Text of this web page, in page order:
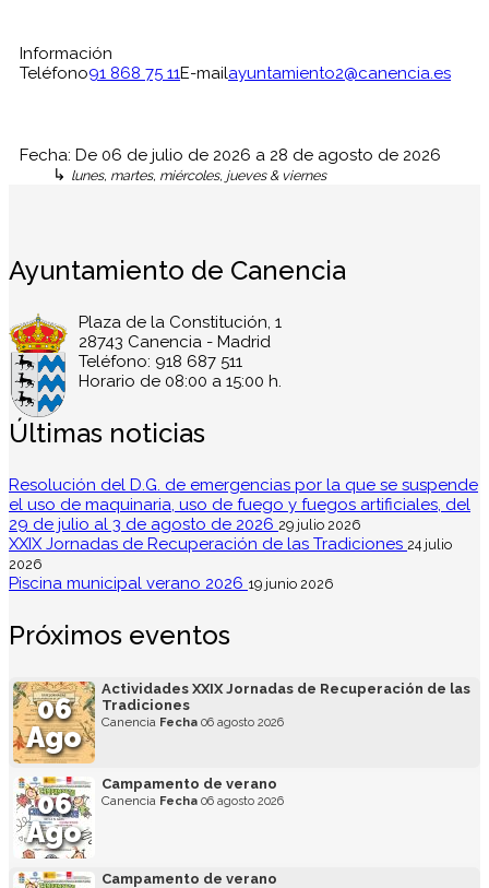
Información
Teléfono91 868 75 11E-mailayuntamiento2@canencia.es
Fecha: De 06 de julio de 2026 a 28 de agosto de 2026
↳ lunes, martes, miércoles, jueves & viernes
Ayuntamiento de Canencia
Plaza de la Constitución, 1
28743 Canencia - Madrid
Teléfono: 918 687 511
Horario de 08:00 a 15:00 h.
Últimas noticias
Resolución del D.G. de emergencias por la que se suspende
el uso de maquinaria, uso de fuego y fuegos artificiales, del
29 de julio al 3 de agosto de 2026 29 julio 2026
XXIX Jornadas de Recuperación de las Tradiciones 24 julio
2026
Piscina municipal verano 2026 19 junio 2026
Próximos eventos
06
Ago
Actividades XXIX Jornadas de Recuperación de las
Tradiciones
Canencia Fecha 06 agosto 2026
06
Ago
Campamento de verano
Canencia Fecha 06 agosto 2026
Campamento de verano